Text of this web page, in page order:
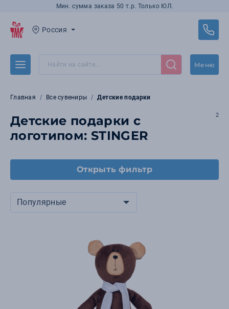
Мин. сумма заказа 50 т.р. Только ЮЛ.
Россия
Меню
Главная Все сувениры Детские подарки
Детские подарки с
логотипом: STINGER
2
Открыть фильтр
Популярные